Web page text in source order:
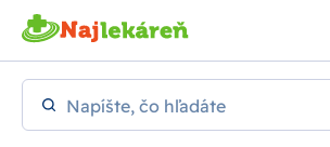
Preskočiť na hlavný obsah
Napíšte, čo hľadáte